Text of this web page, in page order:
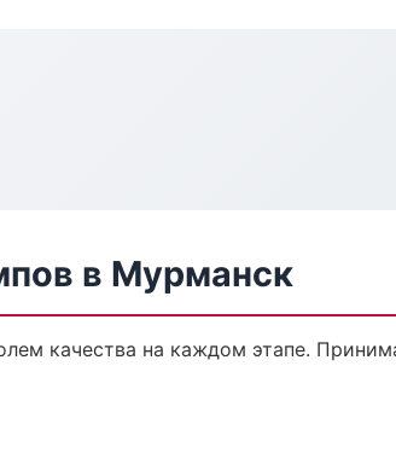
в Мурманск
качества на каждом этапе.